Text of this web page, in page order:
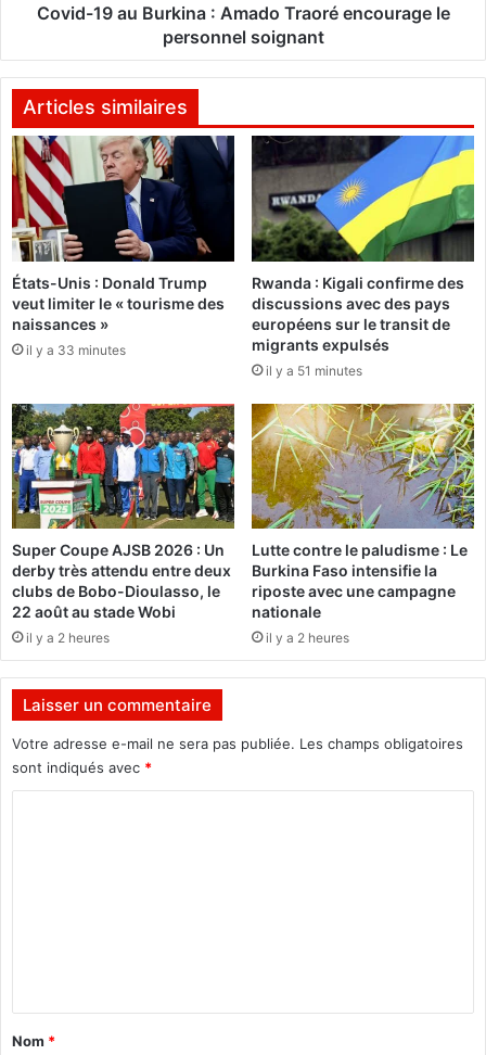
i
s
t
s
d
u
1
6
a
i
l
2
0
2
0
u
r
i
n
a
A
m
d
o
T
r
r
é
e
n
c
u
r
a
e
p
e
r
n
a
Covid-19 au Burkina : Amado Traoré encourage le
personnel soignant
Articles similaires
États-Unis : Donald Trump
veut limiter le « tourisme des
naissances »
il y a 33 minutes
Rwanda : Kigali confirme des
discussions avec des pays
européens sur le transit de
migrants expulsés
il y a 51 minutes
Super Coupe AJSB 2026 : Un
derby très attendu entre deux
clubs de Bobo-Dioulasso, le
22 août au stade Wobi
il y a 2 heures
Lutte contre le paludisme : Le
Burkina Faso intensifie la
riposte avec une campagne
nationale
il y a 2 heures
Laisser un commentaire
Votre adresse e-mail ne sera pas publiée. Les champs obligatoires
sont indiqués avec *
a
Nom *